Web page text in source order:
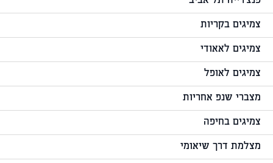
צמיגים בקריות
צמיגים לאאודי
צמיגים לאופל
מצברי שנפ אחריות
צמיגים בחיפה
מצלמת דרך שיאומי